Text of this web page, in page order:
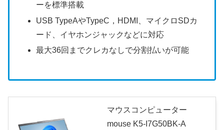
ーを標準搭載
USB TypeAやTypeC，HDMI、マイクロSDカ
ード、イヤホンジャックなどに対応
最大36回までクレカなしで分割払いが可能
マウスコンピューター
mouse K5-I7G50BK-A